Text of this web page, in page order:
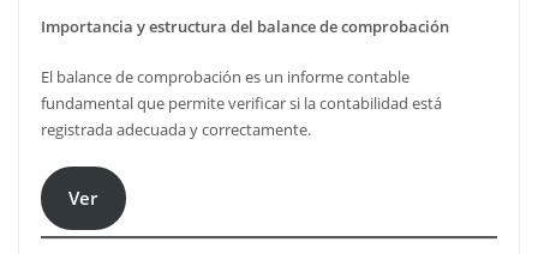
Importancia y estructura del balance de comprobación
El balance de comprobación es un informe contable
fundamental que permite verificar si la contabilidad está
registrada adecuada y correctamente.
Ver